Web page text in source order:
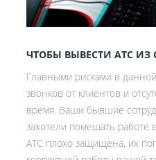
ЧТОБЫ ВЫВЕСТИ АТС ИЗ
Главными рисками в
звонков от клиентов и
время. Ваши бывшие
захотели помешать
АТС плохо защищена, их